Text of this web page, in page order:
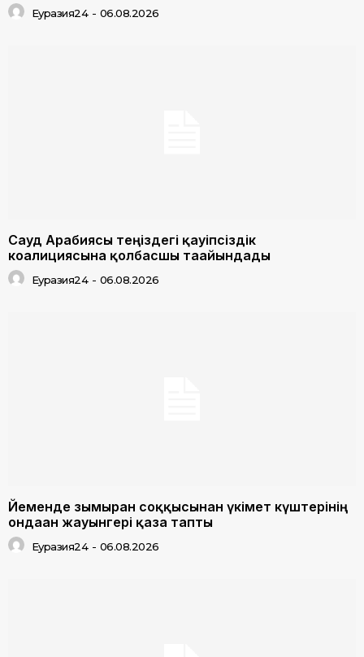
Еуразия24 - 06.08.2026
Сауд Арабиясы теңіздегі қауіпсіздік
коалициясына қолбасшы тағайындады
Еуразия24 - 06.08.2026
Йеменде зымыран соққысынан үкімет күштерінің
ондаған жауынгері қаза тапты
Еуразия24 - 06.08.2026